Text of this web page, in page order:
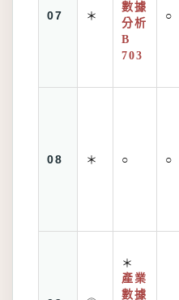
07 ＊
數據
分析
B
703
○
08 ＊ ○ ○
＊
產業
數據